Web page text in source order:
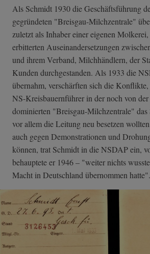
Als Schmidt 1930 die Geschäftsführung
gegründeten "Breisgau-Milchzentrale"
zuletzt als Inhaber einer eigenen
erbitterten Auseinandersetzungen
und ihrem Verband, Milchhändlern, der
Kunden durchgestanden. Als 1933 die
übernahm, verschärften sich die
NS-Kreisbauernführer in der noch von
dominierten "Breisgau-Milchzentrale" das
vor allem die Leitung neu besetzen
auch gegen Demonstrationen und
können, trat Schmidt in die NSDAP ein,
behauptete er 1946 – "weiter nichts
Macht in Deutschland übernommen hatte".